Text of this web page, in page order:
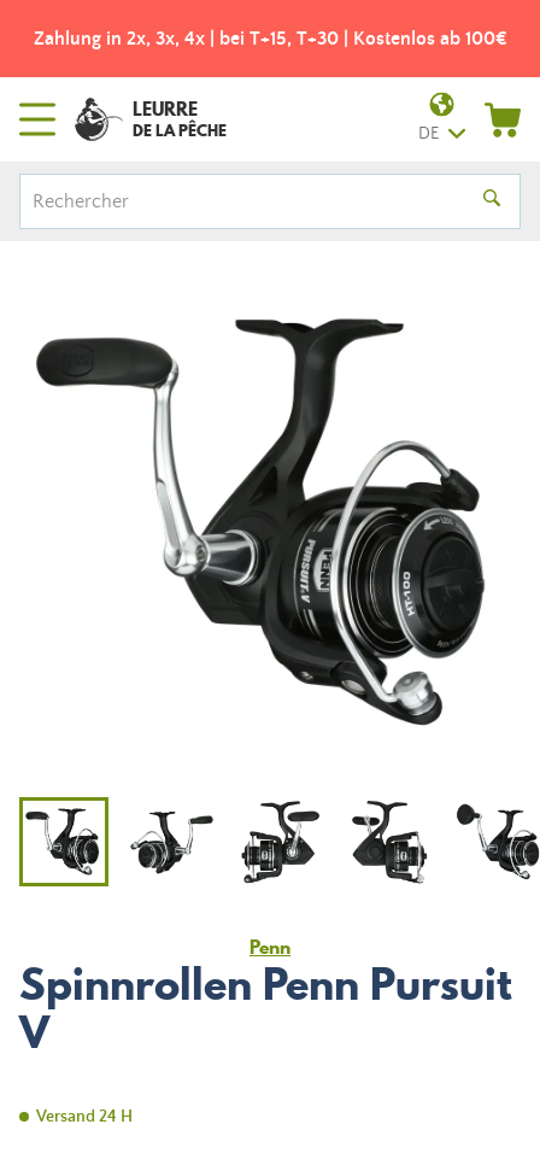
Zahlung in 2x, 3x, 4x | bei T+15, T+30 | Kostenlos ab 100€
LEURRE
DE LA PÊCHE DE
Penn
Spinnrollen Penn Pursuit
V
Versand 24 H